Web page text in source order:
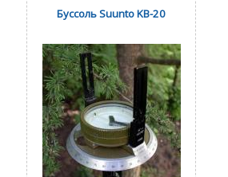
Буссоль Suunto KB-20